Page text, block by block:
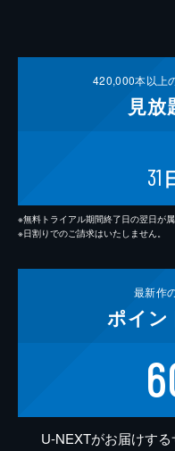
420,000本以上
見放
31
※無料トライアル期間終了日の翌日が
※日割りでのご請求はいたしません。
最新作
ポイン
U-NEXTがお届けす